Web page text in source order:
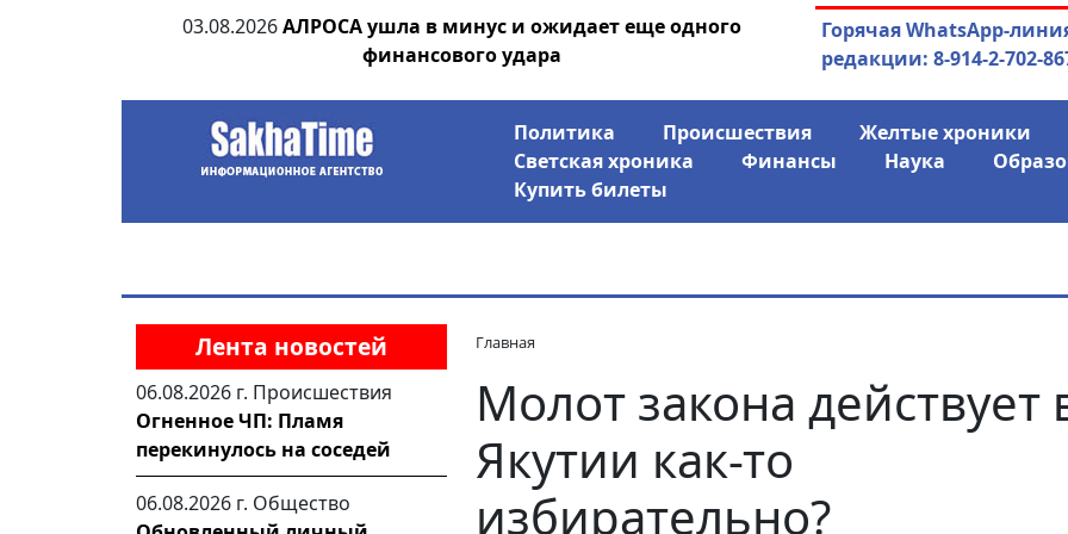
03.08.2026 АЛРОСА ушла в минус и ожидает еще одного
финансового удара
04.08.2026Маринычев у
Горячая WhatsApp-
редакции: 8-914-2-702-
Политика Происшествия Желтые хроники
Светская хроника
Финансы Наука
Купить билеты
Лента новостей
06.08.2026 г. Происшествия
Огненное ЧП: Пламя
перекинулось на соседей
06.08.2026 г. Общество
Главная
Молот закона действует
Якутии как-то
избирательно?